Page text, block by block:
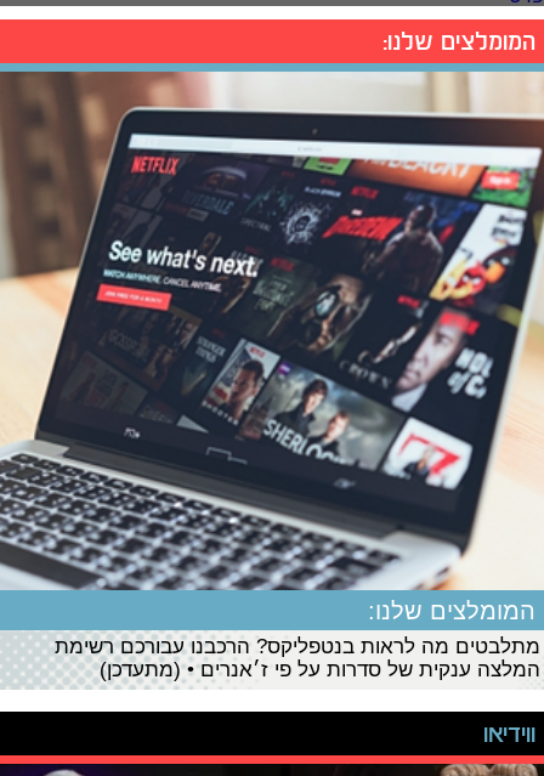
המומלצים שלנו:
המומלצים שלנו:
מתלבטים מה לראות בנטפליקס? הרכבנו עבורכם רשימת
המלצה ענקית של סדרות על פי ז׳אנרים • (מתעדכן)
ווידיאו